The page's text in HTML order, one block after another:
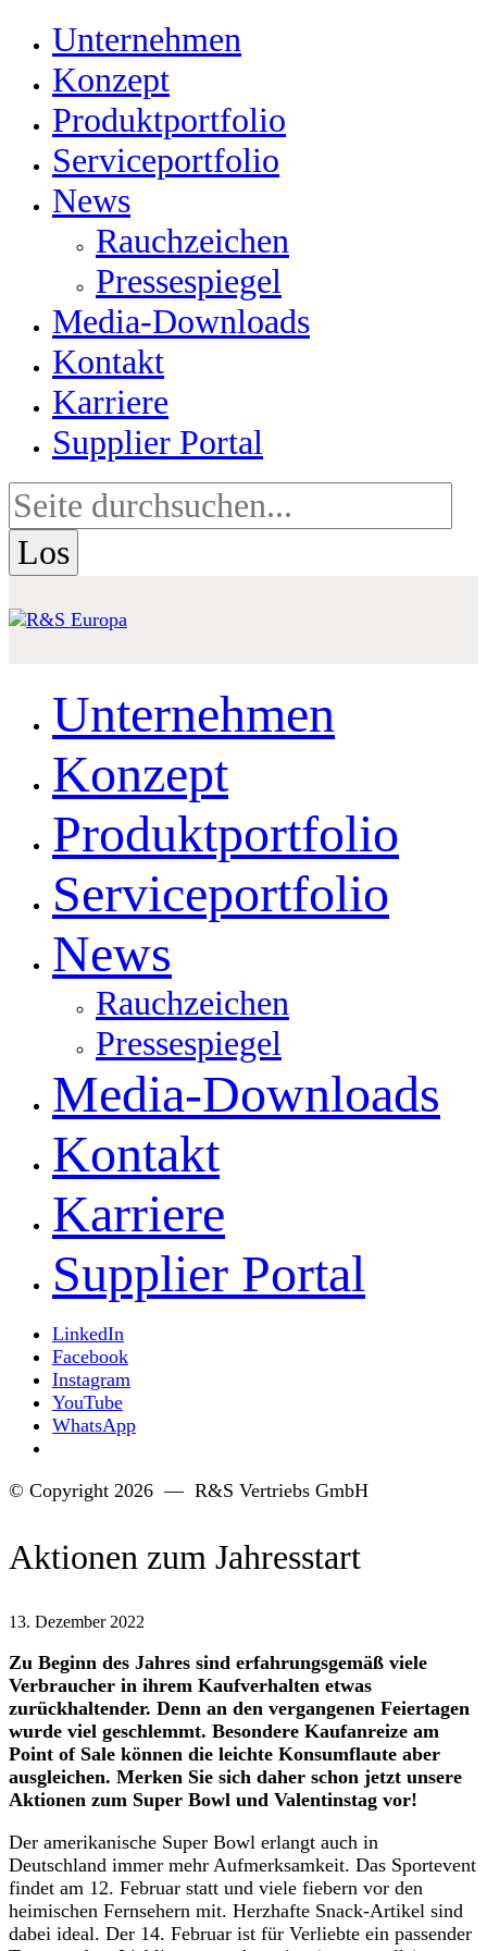
Unternehmen
Konzept
Produktportfolio
Serviceportfolio
News
Rauchzeichen
Pressespiegel
Media-Downloads
Kontakt
Karriere
Supplier Portal
Unternehmen
Konzept
Produktportfolio
Serviceportfolio
News
Rauchzeichen
Pressespiegel
Media-Downloads
Kontakt
Karriere
Supplier Portal
LinkedIn
Facebook
Instagram
YouTube
WhatsApp
© Copyright 2026 — R&S Vertriebs GmbH
Aktionen zum Jahresstart
13. Dezember 2022
Zu Beginn des Jahres sind erfahrungsgemäß viele
Verbraucher in ihrem Kaufverhalten etwas
zurückhaltender. Denn an den vergangenen Feiertagen
wurde viel geschlemmt. Besondere Kaufanreize am
Point of Sale können die leichte Konsumflaute aber
ausgleichen. Merken Sie sich daher schon jetzt unsere
Aktionen zum Super Bowl und Valentinstag vor!
Der amerikanische Super Bowl erlangt auch in
Deutschland immer mehr Aufmerksamkeit. Das Sportevent
findet am 12. Februar statt und viele fiebern vor den
heimischen Fernsehern mit. Herzhafte Snack-Artikel sind
dabei ideal. Der 14. Februar ist für Verliebte ein passender